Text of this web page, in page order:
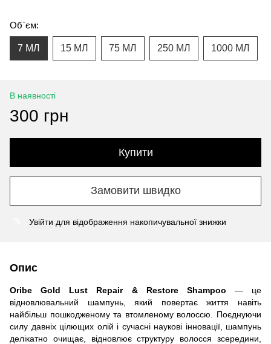
Об`єм:
7 МЛ 15 МЛ 75 МЛ 250 МЛ 1000 МЛ
В наявності
300 грн
Купити
Замовити швидко
Увійти для відображення накопичувальної знижки
Опис
Oribe Gold Lust Repair & Restore Shampoo — це
відновлювальний шампунь, який повертає життя навіть
найбільш пошкодженому та втомленому волоссю. Поєднуючи
силу давніх цілющих олій і сучасні наукові інновації, шампунь
делікатно очищає, відновлює структуру волосся зсередини,